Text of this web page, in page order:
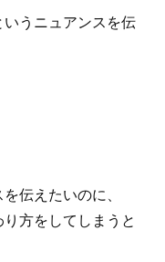
うニュアンスを伝
伝えたいのに、
り方をしてしまうと